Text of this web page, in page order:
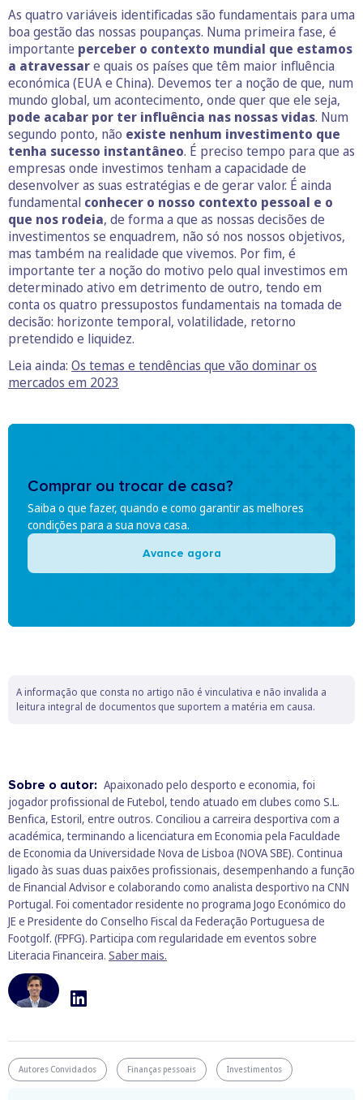
As quatro variáveis identificadas são fundamentais para uma
boa gestão das nossas poupanças. Numa primeira fase, é
importante perceber o contexto mundial que estamos
a atravessare quais os países que têm maior influência
económica (EUA e China). Devemos ter a noção de que, num
mundo global, um acontecimento, onde quer que ele seja,
pode acabar por ter influência nas nossas vidas. Num
segundo ponto, não existe nenhum investimento que
tenha sucesso instantâneo. É preciso tempo para que as
empresas onde investimos tenham a capacidade de
desenvolver as suas estratégias e de gerar valor. É ainda
fundamental conhecer o nosso contexto pessoal e o
que nos rodeia, de forma a que as nossas decisões de
investimentos se enquadrem, não só nos nossos objetivos,
mas também na realidade que vivemos. Por fim, é
importante ter a noção do motivo pelo qual investimos em
determinado ativo em detrimento de outro, tendo em
conta os quatro pressupostos fundamentais na tomada de
decisão: horizonte temporal, volatilidade, retorno
pretendido e liquidez.
Leia ainda: Os temas e tendências que vão dominar os
mercados em 2023
Comprar ou trocar de casa?
Saiba o que fazer, quando e como garantir as melhores
condições para a sua nova casa.
Avance agora
A informação que consta no artigo não é vinculativa e não invalida a
leitura integral de documentos que suportem a matéria em causa.
Sobre o autor: Apaixonado pelo desporto e economia, foi
jogador profissional de Futebol, tendo atuado em clubes como S.L.
Benfica, Estoril, entre outros. Conciliou a carreira desportiva com a
académica, terminando a licenciatura em Economia pela Faculdade
de Economia da Universidade Nova de Lisboa (NOVA SBE). Continua
ligado às suas duas paixões profissionais, desempenhando a função
de Financial Advisor e colaborando como analista desportivo na CNN
Portugal. Foi comentador residente no programa Jogo Económico do
JE e Presidente do Conselho Fiscal da Federação Portuguesa de
Footgolf. (FPFG). Participa com regularidade em eventos sobre
Literacia Financeira. Saber mais.
Autores Convidados Finanças pessoais Investimentos